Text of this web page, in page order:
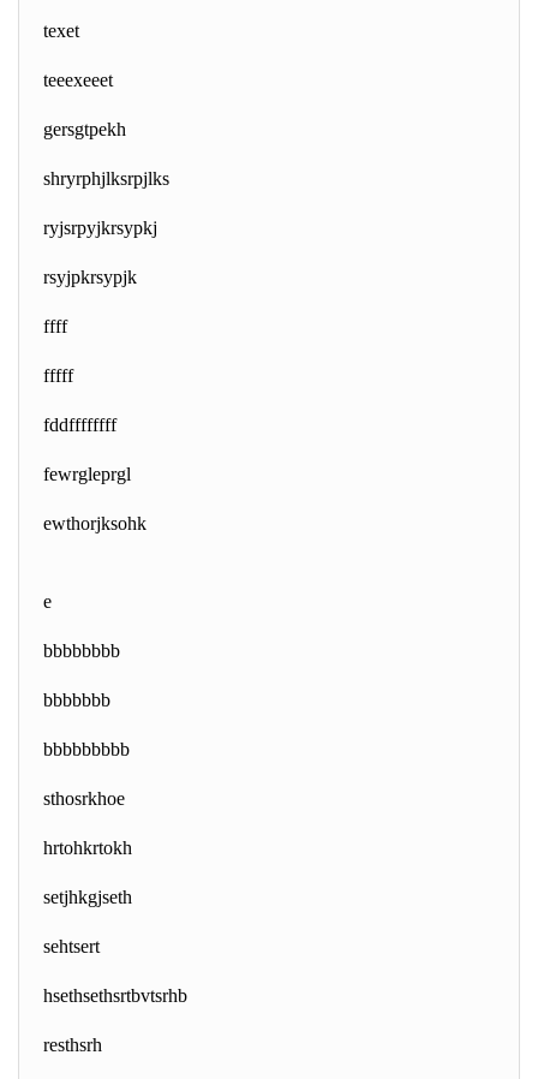
texet
teeexeeet
gersgtpekh
shryrphjlksrpjlks
ryjsrpyjkrsypkj
rsyjpkrsypjk
ffff
fffff
fddffffffff
fewrgleprgl
ewthorjksohk
e
bbbbbbbb
bbbbbbb
bbbbbbbbb
sthosrkhoe
hrtohkrtokh
setjhkgjseth
sehtsert
hsethsethsrtbvtsrhb
resthsrh